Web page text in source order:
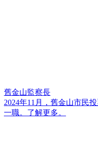
舊金山監察長
2024年11月，舊金山市民
一職。了解更多。